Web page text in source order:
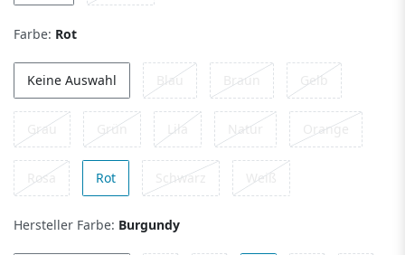
Farbe: Rot
Keine Auswahl Blau Braun Gelb
Grau Grün Lila Natur Orange
Rosa Rot Schwarz Weiß
Hersteller Farbe: Burgundy